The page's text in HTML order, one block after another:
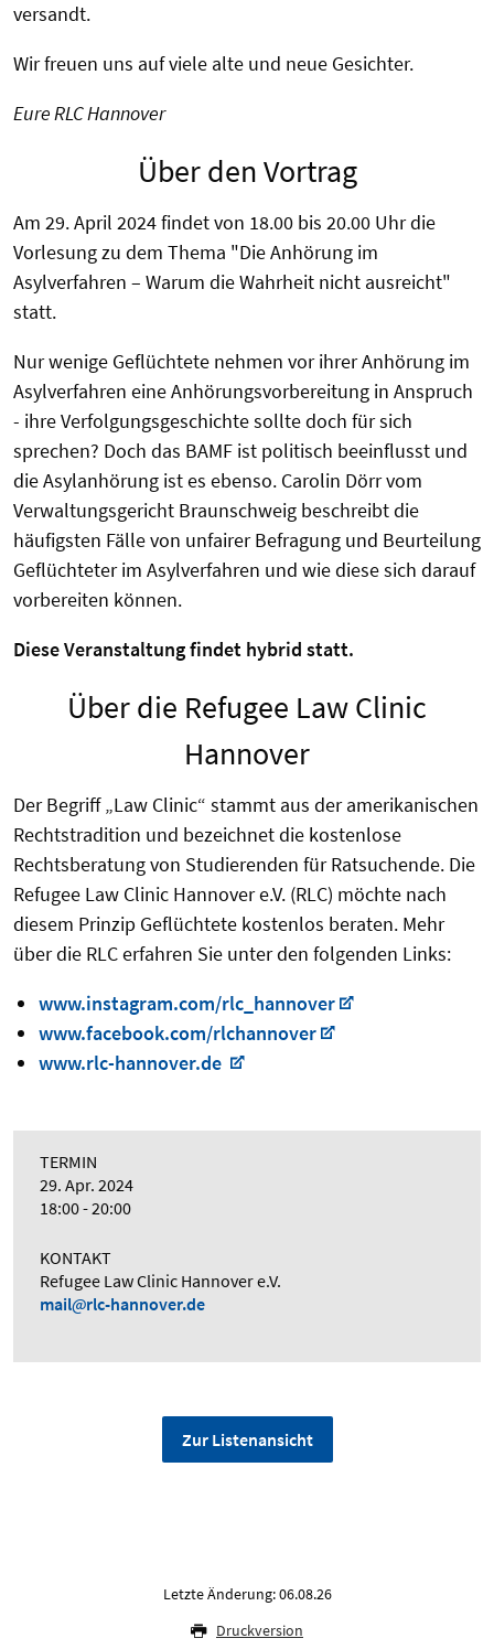
versandt.
Wir freuen uns auf viele alte und neue Gesichter.
Eure RLC Hannover
Über den Vortrag
Am 29. April 2024 findet von 18.00 bis 20.00 Uhr die
Vorlesung zu dem Thema "Die Anhörung im
Asylverfahren – Warum die Wahrheit nicht ausreicht"
statt.
Nur wenige Geflüchtete nehmen vor ihrer Anhörung im
Asylverfahren eine Anhörungsvorbereitung in Anspruch
- ihre Verfolgungsgeschichte sollte doch für sich
sprechen? Doch das BAMF ist politisch beeinflusst und
die Asylanhörung ist es ebenso. Carolin Dörr vom
Verwaltungsgericht Braunschweig beschreibt die
häufigsten Fälle von unfairer Befragung und Beurteilung
Geflüchteter im Asylverfahren und wie diese sich darauf
vorbereiten können.
Diese Veranstaltung findet hybrid statt.
Über die Refugee Law Clinic
Hannover
Der Begriff „Law Clinic“ stammt aus der amerikanischen
Rechtstradition und bezeichnet die kostenlose
Rechtsberatung von Studierenden für Ratsuchende. Die
Refugee Law Clinic Hannover e.V. (RLC) möchte nach
diesem Prinzip Geflüchtete kostenlos beraten. Mehr
über die RLC erfahren Sie unter den folgenden Links:
www.instagram.com/rlc_hannover
www.facebook.com/rlchannover
www.rlc-hannover.de
TERMIN
29. Apr. 2024
18:00 - 20:00
KONTAKT
Refugee Law Clinic Hannover e.V.
mail
rlc-hannover.de
Zur Listenansicht
Letzte Änderung: 06.08.26
Druckversion